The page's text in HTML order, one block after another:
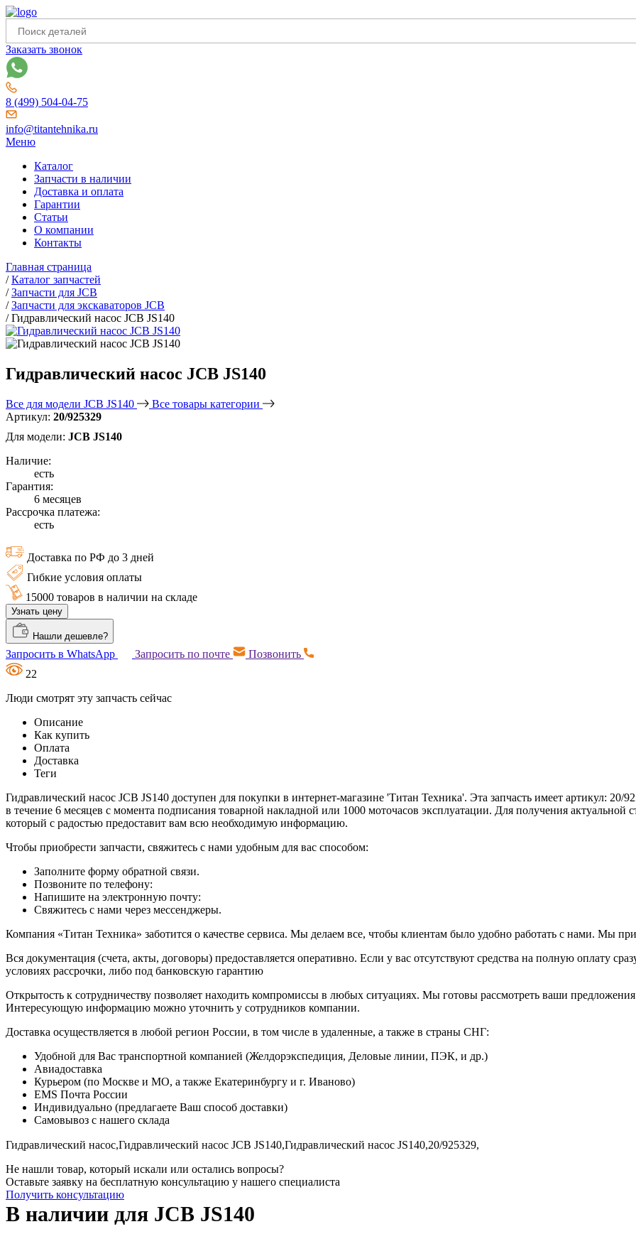
Заказать звонок
8 (499) 504-04-75
info@titantehnika.ru
Меню
Каталог
Запчасти в наличии
Доставка и оплата
Гарантии
Статьи
О компании
Контакты
Главная страница
/Каталог запчастей
/Запчасти для JCB
/Запчасти для экскаваторов JCB
/Гидравлический насос JCB JS140
Гидравлический насос JCB JS140
Все для модели JCB JS140
Все товары категории
Артикул: 20/925329
Для модели: JCB JS140
Наличие:
есть
Гарантия:
6 месяцев
Рассрочка платежа:
есть
Доставка по РФ до 3 дней
Гибкие условия оплаты
15000 товаров в наличии на складе
Узнать цену
Нашли дешевле?
Запросить в WhatsApp Запросить по почте
Позвонить
22
Люди смотрят эту запчасть сейчас
Описание
Как купить
Оплата
Доставка
Теги
Гидравлический насос JCB JS140 доступен для покупки в интернет-магазине 'Титан Техника'. Эта запчасть имеет артикул:
в течение 6 месяцев с момента подписания товарной накладной или 1000 моточасов эксплуатации. Для получения
который с радостью предоставит вам всю необходимую информацию.
Чтобы приобрести запчасти, свяжитесь с нами удобным для вас способом:
Заполните форму обратной связи.
Позвоните по телефону:
Напишите на электронную почту:
Свяжитесь с нами через мессенджеры.
Компания «Титан Техника» заботится о качестве сервиса. Мы делаем все, чтобы клиентам было удобно работать с нами. Мы
Вся документация (счета, акты, договоры) предоставляется оперативно. Если у вас отсутствуют средства на полную оплату
условиях рассрочки, либо под банковскую гарантию
Открытость к сотрудничеству позволяет находить компромиссы в любых ситуациях. Мы готовы рассмотреть ваши
Интересующую информацию можно уточнить у сотрудников компании.
Доставка осуществляется в любой регион России, в том числе в удаленные, а также в страны СНГ:
Удобной для Вас транспортной компанией (Желдорэкспедиция, Деловые линии, ПЭК, и др.)
Авиадоставка
Курьером (по Москве и МО, а также Екатеринбургу и г. Иваново)
EMS Почта России
Индивидуально (предлагаете Ваш способ доставки)
Самовывоз с нашего склада
Гидравлический насос,Гидравлический насос JCB JS140,Гидравлический насос JS140,20/925329,
Не нашли товар, который искали или остались вопросы?
Оставьте заявку на бесплатную консультацию у нашего специалиста
Получить консультацию
В наличии для JCB JS140